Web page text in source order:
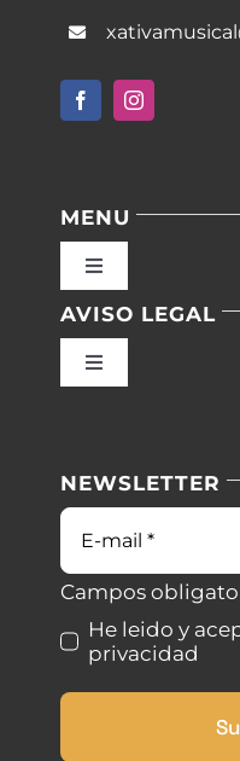
MENU
Toggle
Inicio
Blog
Contacto
AVISO LEGAL
Toggle
Condiciones de uso
Ley de cookies
Desistimiento
NEWSLETTER
Correo
electrónico
Campos
He leido y
privacidad